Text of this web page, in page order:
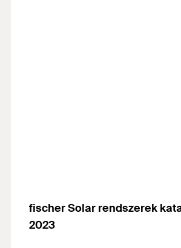
fischer Solar rendszerek
2023